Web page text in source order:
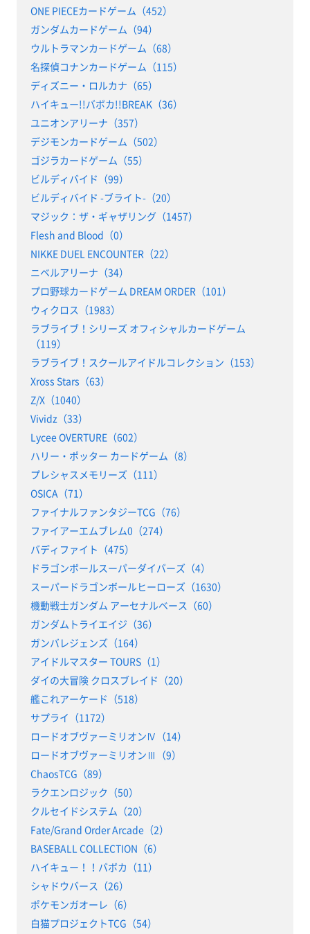
ONE PIECEカードゲーム（452）
ガンダムカードゲーム（94）
ウルトラマンカードゲーム（68）
名探偵コナンカードゲーム（115）
ディズニー・ロルカナ（65）
ハイキュー!!バボカ!!BREAK（36）
ユニオンアリーナ（357）
デジモンカードゲーム（502）
ゴジラカードゲーム（55）
ビルディバイド（99）
ビルディバイド -ブライト-（20）
マジック：ザ・ギャザリング（1457）
Flesh and Blood（0）
NIKKE DUEL ENCOUNTER（22）
ニベルアリーナ（34）
プロ野球カードゲーム DREAM ORDER（101）
ウィクロス（1983）
ラブライブ！シリーズ オフィシャルカードゲーム
（119）
ラブライブ！スクールアイドルコレクション（153）
Xross Stars（63）
Z/X（1040）
Vividz（33）
Lycee OVERTURE（602）
ハリー・ポッター カードゲーム（8）
プレシャスメモリーズ（111）
OSICA（71）
ファイナルファンタジーTCG（76）
ファイアーエムブレム0（274）
バディファイト（475）
ドラゴンボールスーパーダイバーズ（4）
スーパードラゴンボールヒーローズ（1630）
機動戦士ガンダム アーセナルベース（60）
ガンダムトライエイジ（36）
ガンバレジェンズ（164）
アイドルマスター TOURS（1）
ダイの大冒険 クロスブレイド（20）
艦これアーケード（518）
サプライ（1172）
ロードオブヴァーミリオンⅣ（14）
ロードオブヴァーミリオンⅢ（9）
ChaosTCG（89）
ラクエンロジック（50）
クルセイドシステム（20）
Fate/Grand Order Arcade（2）
BASEBALL COLLECTION（6）
ハイキュー！！バボカ（11）
シャドウバース（26）
ポケモンガオーレ（6）
白猫プロジェクトTCG（54）